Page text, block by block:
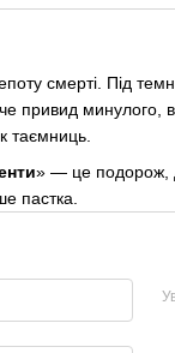
смерті. Під
привид минулого,
таємниць.
» — це подорож,
пастка.